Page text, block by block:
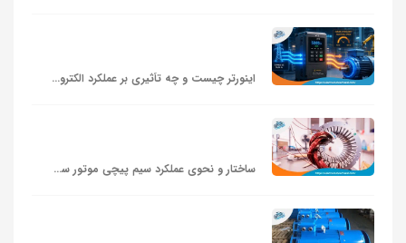
اینورتر چیست و چه تأثیری بر عملکرد الکتروموتور دارد؟
ساختار و نحوی عملکرد سیم پیچی موتور سه فاز